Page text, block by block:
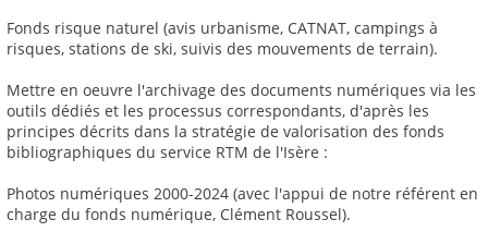
Fonds risque naturel (avis urbanisme, CATNAT, campings à
risques, stations de ski, suivis des mouvements de terrain).
Mettre en oeuvre l'archivage des documents numériques via les
outils dédiés et les processus correspondants, d'après les
principes décrits dans la stratégie de valorisation des fonds
bibliographiques du service RTM de l'Isère :
Photos numériques 2000-2024 (avec l'appui de notre référent en
charge du fonds numérique, Clément Roussel).